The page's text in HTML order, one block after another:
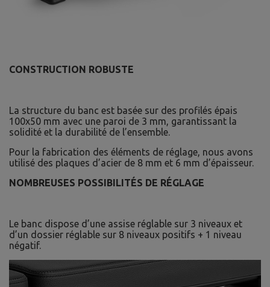
CONSTRUCTION ROBUSTE
La structure du banc est basée sur des profilés épais
100x50 mm avec une paroi de 3 mm, garantissant la
solidité et la durabilité de l’ensemble.
Pour la fabrication des éléments de réglage, nous avons
utilisé des plaques d’acier de 8 mm et 6 mm d’épaisseur.
NOMBREUSES POSSIBILITÉS DE RÉGLAGE
Le banc dispose d’une assise réglable sur 3 niveaux et
d’un dossier réglable sur 8 niveaux positifs + 1 niveau
négatif.